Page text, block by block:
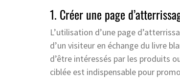
1. Créer une page
L’utilisation d’une page
d’un visiteur en échange du livre
d’être intéressés par les produits
ciblée est indispensable pour